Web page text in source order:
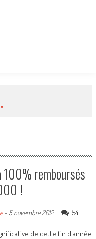
100% remboursés
!
- 5 novembre 2012 54
de cette fin d'année